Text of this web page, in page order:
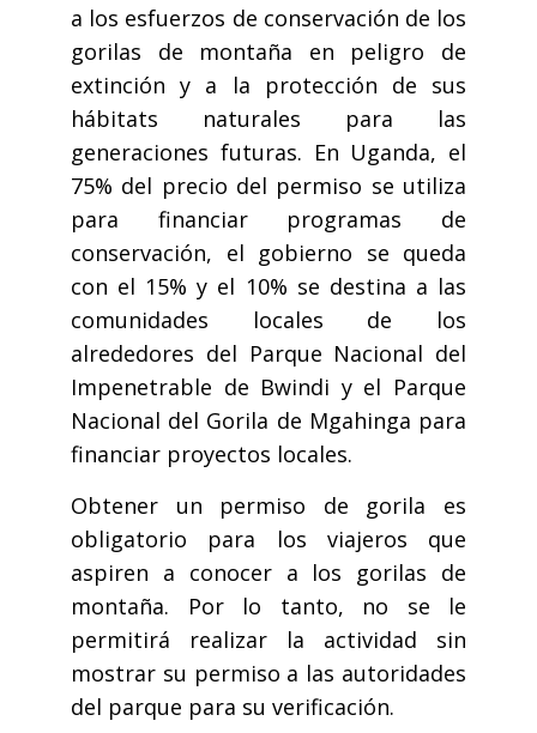
a los esfuerzos de conservación de los
gorilas de montaña en peligro de
extinción y a la protección de sus
hábitats naturales para las
generaciones futuras. En Uganda, el
75% del precio del permiso se utiliza
para financiar programas de
conservación, el gobierno se queda
con el 15% y el 10% se destina a las
comunidades locales de los
alrededores del Parque Nacional del
Impenetrable de Bwindi y el Parque
Nacional del Gorila de Mgahinga para
financiar proyectos locales.
Obtener un permiso de gorila es
obligatorio para los viajeros que
aspiren a conocer a los gorilas de
montaña. Por lo tanto, no se le
permitirá realizar la actividad sin
mostrar su permiso a las autoridades
del parque para su verificación.